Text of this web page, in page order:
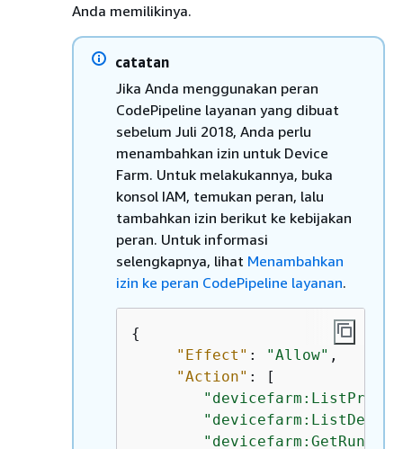
Anda memilikinya.
catatan
Jika Anda menggunakan peran
CodePipeline layanan yang dibuat
sebelum Juli 2018, Anda perlu
menambahkan izin untuk Device
Farm. Untuk melakukannya, buka
konsol IAM, temukan peran, lalu
tambahkan izin berikut ke kebijakan
peran. Untuk informasi
selengkapnya, lihat Menambahkan
izin ke peran CodePipeline layanan.
{
"Effect" : "Allow" ,
"Action" : [
"devicefarm:GetRun"